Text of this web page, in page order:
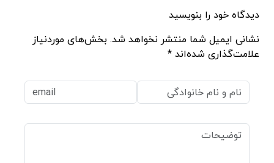
دیدگاه خود را بنویسید
نشانی ایمیل شما منتشر نخواهد شد. بخش‌های موردنیاز
علامت‌گذاری شده‌اند *